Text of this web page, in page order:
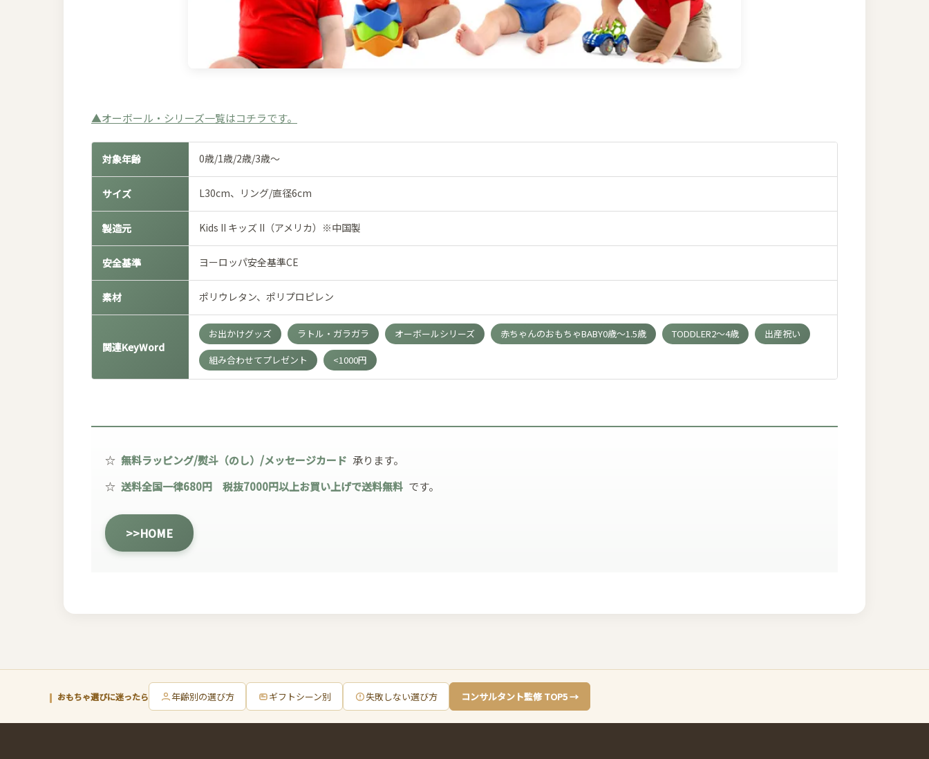
▲オーボール・シリーズ一覧はコチラです。
対象年齢 0歳/1歳/2歳/3歳～
サイズ L30cm、リング/直径6cm
製造元 Kids II キッズ II（アメリカ）※中国製
安全基準 ヨーロッパ安全基準CE
素材 ポリウレタン、ポリプロピレン
関連KeyWord
お出かけグッズ ラトル・ガラガラ オーボールシリーズ 赤ちゃんのおもちゃBABY0歳～1.5歳 TODDLER2～4歳
出産祝い
組み合わせてプレゼント
<1000円
☆ 無料ラッピング/熨斗（のし）/メッセージカード 承ります。
☆ 送料全国一律680円 税抜7000円以上お買い上げで送料無料 です。
>>HOME
おもちゃ選びに迷ったら 年齢別の選び方 ギフトシーン別 失敗しない選び方 コンサルタント監修 TOP5 →